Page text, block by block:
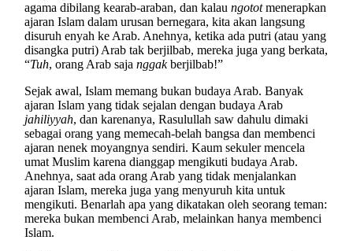
agama dibilang kearab-araban, dan kalau ngototmenerapkan
ajaran Islam dalam urusan bernegara, kita akan langsung
disuruh enyah ke Arab. Anehnya, ketika ada putri (atau yang
disangka putri) Arab tak berjilbab, mereka juga yang berkata,
“Tuh, orang Arab saja nggakberjilbab!”
Sejak awal, Islam memang bukan budaya Arab. Banyak
ajaran Islam yang tidak sejalan dengan budaya Arab
jahiliyyah, dan karenanya, Rasulullah saw dahulu dimaki
sebagai orang yang memecah-belah bangsa dan membenci
ajaran nenek moyangnya sendiri. Kaum sekuler mencela
umat Muslim karena dianggap mengikuti budaya Arab.
Anehnya, saat ada orang Arab yang tidak menjalankan
ajaran Islam, mereka juga yang menyuruh kita untuk
mengikuti. Benarlah apa yang dikatakan oleh seorang teman:
mereka bukan membenci Arab, melainkan hanya membenci
Islam.